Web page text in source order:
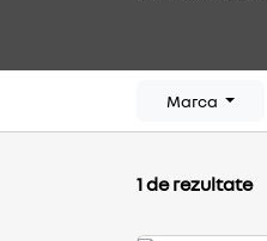
Marca
1 de rezultate